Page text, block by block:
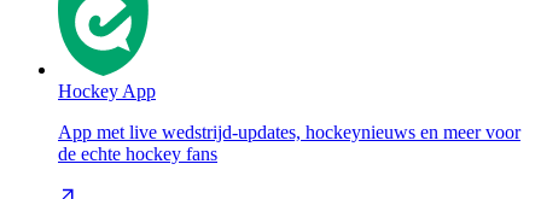
Hockey App
App met live wedstrijd-updates, hockeynieuws en meer voor
de echte hockey fans